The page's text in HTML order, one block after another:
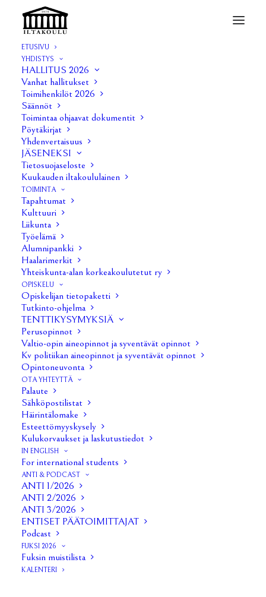
ETUSIVU
YHDISTYS
HALLITUS 2026
Vanhat hallitukset
Toimihenkilöt 2026
Säännöt
Toimintaa ohjaavat dokumentit
Pöytäkirjat
Yhdenvertaisuus
JÄSENEKSI
Tietosuojaseloste
Kuukauden iltakoululainen
TOIMINTA
Tapahtumat
Kulttuuri
Liikunta
Työelämä
Alumnipankki
Haalarimerkit
Yhteiskunta-alan korkeakoulutetut ry
OPISKELU
Opiskelijan tietopaketti
Tutkinto-ohjelma
TENTTIKYSYMYKSIÄ
Perusopinnot
Valtio-opin aineopinnot ja syventävät opinnot
Kv politiikan aineopinnot ja syventävät opinnot
Opintoneuvonta
OTA YHTEYTTÄ
Palaute
Sähköpostilistat
Häirintälomake
Esteettömyyskysely
Kulukorvaukset ja laskutustiedot
IN ENGLISH
For international students
ANTI & PODCAST
ANTI 1/2026
ANTI 2/2026
ANTI 3/2026
ENTISET PÄÄTOIMITTAJAT
Podcast
FUKSI 2026
Fuksin muistilista
KALENTERI
ANTI 3/2019
Home ANTI 3/2019
1/40